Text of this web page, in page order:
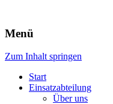
Freiwillige
Menü
Zum Inhalt springen
Start
Einsatzabteilung
Über uns